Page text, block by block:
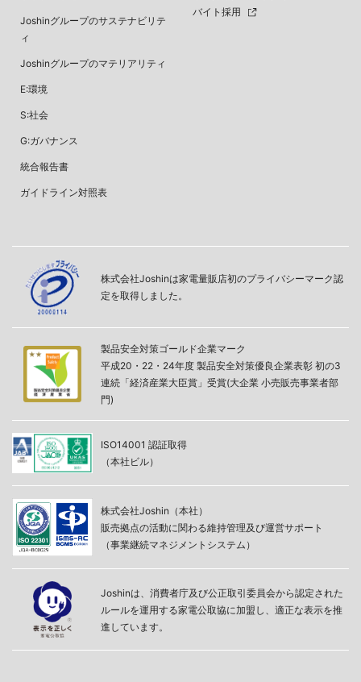
Joshinグループのサステナビリテ
ィ
Joshinグループのマテリアリティ
E:環境
S:社会
G:ガバナンス
統合報告書
ガイドライン対照表
バイト採用
株式会社Joshinは家電量販店初のプライバシーマーク認
定を取得しました。
製品安全対策ゴールド企業マーク
平成20・22・24年度 製品安全対策優良企業表彰 初の3
連続「経済産業大臣賞」受賞(大企業 小売販売事業者部
門)
ISO14001 認証取得
（本社ビル）
株式会社Joshin（本社）
販売拠点の活動に関わる維持管理及び運営サポート
（事業継続マネジメントシステム）
Joshinは、消費者庁及び公正取引委員会から認定された
ルールを運用する家電公取協に加盟し、適正な表示を推
進しています。